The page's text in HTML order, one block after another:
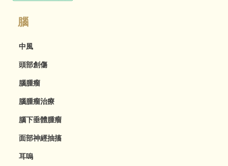
腦
中風
頭部創傷
腦腫瘤
腦腫瘤治療
腦下垂體腫瘤
面部神經抽搐
耳嗚